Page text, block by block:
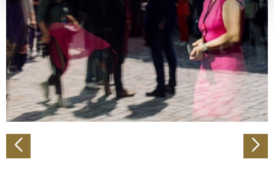
Erfahren Sie mehr darüber, wie Ihre persönlichen Daten
verarbeitet werden, und legen Sie Ihre Präferenzen im
Abschnitt Einzelheiten
fest.
Wir verwenden Cookies, um Inhalte und Anzeigen zu
personalisieren, Funktionen für soziale Medien anbieten
zu können und die Zugriffe auf unsere Website zu
analysieren. Außerdem geben wir Informationen zu Ihrer
Verwendung unserer Website an unsere Partner für
soziale Medien, Werbung und Analysen weiter. Unsere
Partner führen diese Informationen möglicherweise mit